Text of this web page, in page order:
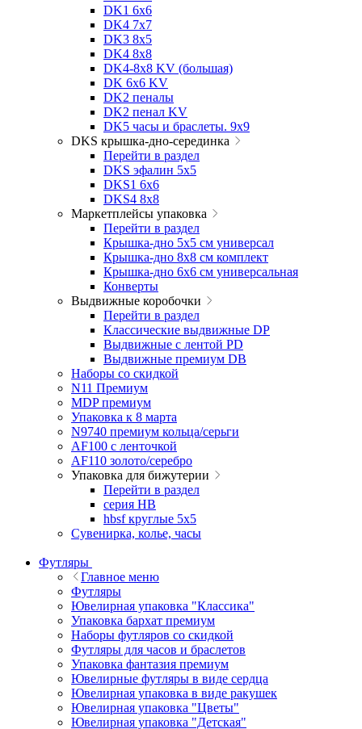
DK1 6x6
DK4 7х7
DK3 8x5
DK4 8x8
DK4-8x8 KV (большая)
DK 6х6 KV
DK2 пеналы
DK2 пенал KV
DK5 часы и браслеты. 9x9
DKS крышка-дно-серединка
Перейти в раздел
DKS эфалин 5x5
DKS1 6x6
DKS4 8x8
Маркетплейсы упаковка
Перейти в раздел
Крышка-дно 5x5 см универсал
Крышка-дно 8x8 см комплект
Крышка-дно 6x6 см универсальная
Конверты
Выдвижные коробочки
Перейти в раздел
Классические выдвижные DP
Выдвижные с лентой PD
Выдвижные премиум DB
Наборы со скидкой
N11 Премиум
MDP премиум
Упаковка к 8 марта
N9740 премиум кольца/серьги
AF100 с ленточкой
AF110 золото/серебро
Упаковка для бижутерии
Перейти в раздел
серия HB
hbsf круглые 5x5
Сувенирка, колье, часы
Футляры
Главное меню
Футляры
Ювелирная упаковка "Классика"
Упаковка бархат премиум
Наборы футляров со скидкой
Футляры для часов и браслетов
Упаковка фантазия премиум
Ювелирные футляры в виде сердца
Ювелирная упаковка в виде ракушек
Ювелирная упаковка "Цветы"
Ювелирная упаковка "Детская"